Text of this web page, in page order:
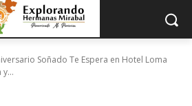
Soñado Te Espera en Hotel Loma
y...